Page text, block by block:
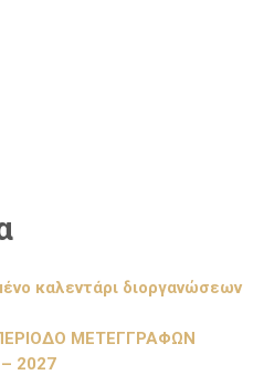
καλεντάρι διοργανώσεων
ΜΕΤΕΓΓΡΑΦΩΝ
2027